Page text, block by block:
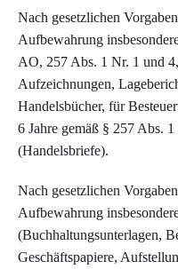
Nach gesetzlichen
Aufbewahrung
AO, 257 Abs. 1 Nr. 1 und
Aufzeichnungen,
Handelsbücher, für
6 Jahre gemäß § 257 Abs.
(Handelsbriefe).
Nach gesetzlichen
Aufbewahrung
(Buchhaltungsunterlagen,
Geschäftspapiere,